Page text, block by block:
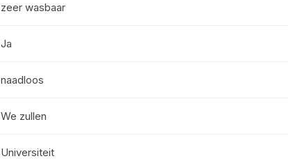
zeer wasbaar
Ja
naadloos
We zullen
Universiteit